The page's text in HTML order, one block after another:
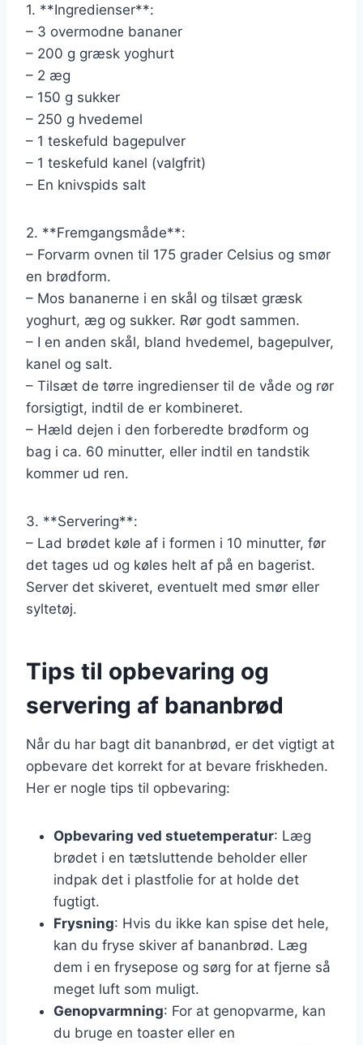
1. **Ingredienser**:
– 3 overmodne bananer
– 200 g græsk yoghurt
– 2 æg
– 150 g sukker
– 250 g hvedemel
– 1 teskefuld bagepulver
– 1 teskefuld kanel (valgfrit)
– En knivspids salt
2. **Fremgangsmåde**:
– Forvarm ovnen til 175 grader Celsius og smør
en brødform.
– Mos bananerne i en skål og tilsæt græsk
yoghurt, æg og sukker. Rør godt sammen.
– I en anden skål, bland hvedemel, bagepulver,
kanel og salt.
– Tilsæt de tørre ingredienser til de våde og rør
forsigtigt, indtil de er kombineret.
– Hæld dejen i den forberedte brødform og
bag i ca. 60 minutter, eller indtil en tandstik
kommer ud ren.
3. **Servering**:
– Lad brødet køle af i formen i 10 minutter, før
det tages ud og køles helt af på en bagerist.
Server det skiveret, eventuelt med smør eller
syltetøj.
Tips til opbevaring og
servering af bananbrød
Når du har bagt dit bananbrød, er det vigtigt at
opbevare det korrekt for at bevare friskheden.
Her er nogle tips til opbevaring:
Opbevaring ved stuetemperatur: Læg
brødet i en tætsluttende beholder eller
indpak det i plastfolie for at holde det
fugtigt.
Frysning: Hvis du ikke kan spise det hele,
kan du fryse skiver af bananbrød. Læg
dem i en frysepose og sørg for at fjerne så
meget luft som muligt.
Genopvarmning: For at genopvarme, kan
du bruge en toaster eller en